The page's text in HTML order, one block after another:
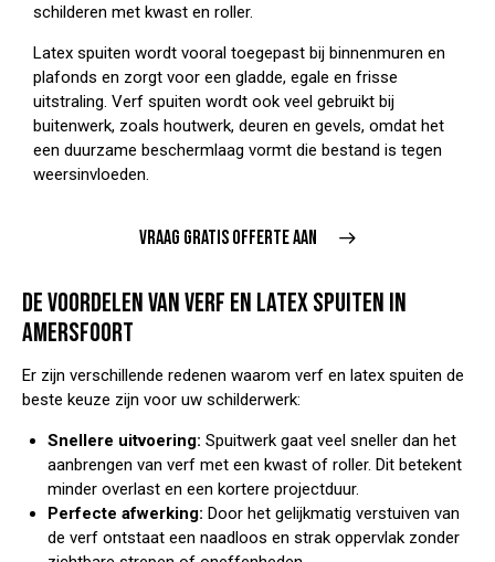
schilderen met kwast en roller.
Latex spuiten wordt vooral toegepast bij binnenmuren en
plafonds en zorgt voor een gladde, egale en frisse
uitstraling. Verf spuiten wordt ook veel gebruikt bij
buitenwerk, zoals houtwerk, deuren en gevels, omdat het
een duurzame beschermlaag vormt die bestand is tegen
weersinvloeden.
VRAAG GRATIS OFFERTE AAN
DE VOORDELEN VAN VERF EN LATEX SPUITEN IN
AMERSFOORT
Er zijn verschillende redenen waarom verf en latex spuiten de
beste keuze zijn voor uw schilderwerk:
Snellere uitvoering: Spuitwerk gaat veel sneller dan het
aanbrengen van verf met een kwast of roller. Dit betekent
minder overlast en een kortere projectduur.
Perfecte afwerking: Door het gelijkmatig verstuiven van
de verf ontstaat een naadloos en strak oppervlak zonder